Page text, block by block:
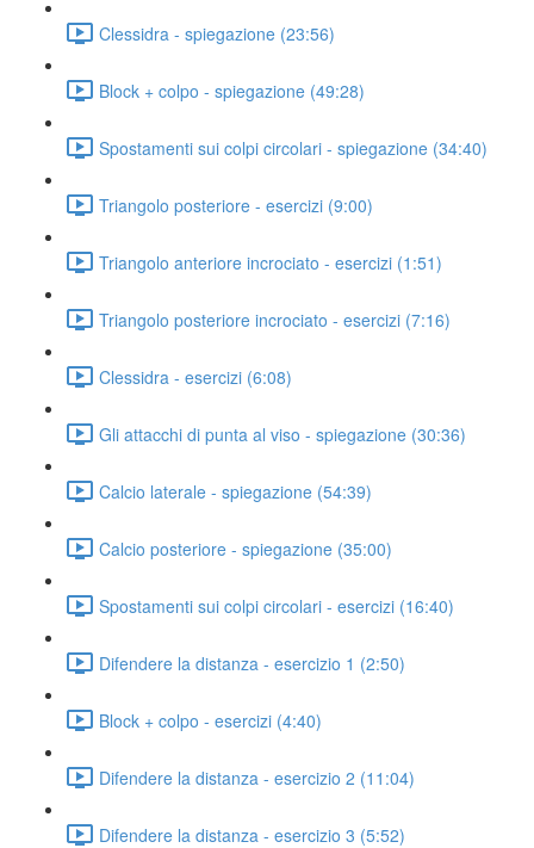
Clessidra - spiegazione (23:56)
Block + colpo - spiegazione (49:28)
Spostamenti sui colpi circolari - spiegazione (34:40)
Triangolo posteriore - esercizi (9:00)
Triangolo anteriore incrociato - esercizi (1:51)
Triangolo posteriore incrociato - esercizi (7:16)
Clessidra - esercizi (6:08)
Gli attacchi di punta al viso - spiegazione (30:36)
Calcio laterale - spiegazione (54:39)
Calcio posteriore - spiegazione (35:00)
Spostamenti sui colpi circolari - esercizi (16:40)
Difendere la distanza - esercizio 1 (2:50)
Block + colpo - esercizi (4:40)
Difendere la distanza - esercizio 2 (11:04)
Difendere la distanza - esercizio 3 (5:52)